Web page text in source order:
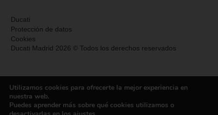
Ducati
Protección de datos
Cookies
Ducati Madrid 2026 © Todos los derechos reservados
Utilizamos cookies para ofrecerte la mejor experiencia en
nuestra web.
Puedes aprender más sobre qué cookies utilizamos o